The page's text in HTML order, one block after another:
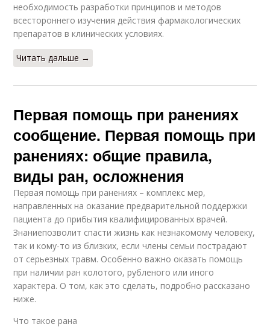
необходимость разработки принципов и методов
всестороннего изучения действия фармакологических
препаратов в клинических условиях.
Читать дальше →
Первая помощь при ранениях
сообщение. Первая помощь при
ранениях: общие правила,
виды ран, осложнения
Первая помощь при ранениях – комплекс мер,
направленных на оказание предварительной поддержки
пациента до прибытия квалифицированных врачей.
Знаниепозволит спасти жизнь как незнакомому человеку,
так и кому-то из близких, если члены семьи пострадают
от серьезных травм. Особенно важно оказать помощь
при наличии ран колотого, рубленого или иного
характера. О том, как это сделать, подробно рассказано
ниже.
Что такое рана